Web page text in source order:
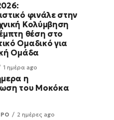
φινάλε στην
Κολύμβηση
θέση στο
Ομαδικό για
Ομάδα
1 ημέρα ago
η
του Μοκόκα
2 ημέρες ago